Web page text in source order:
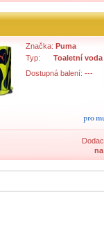
Značka: Puma
Typ:
Toaletní voda
Dostupná balení: ---